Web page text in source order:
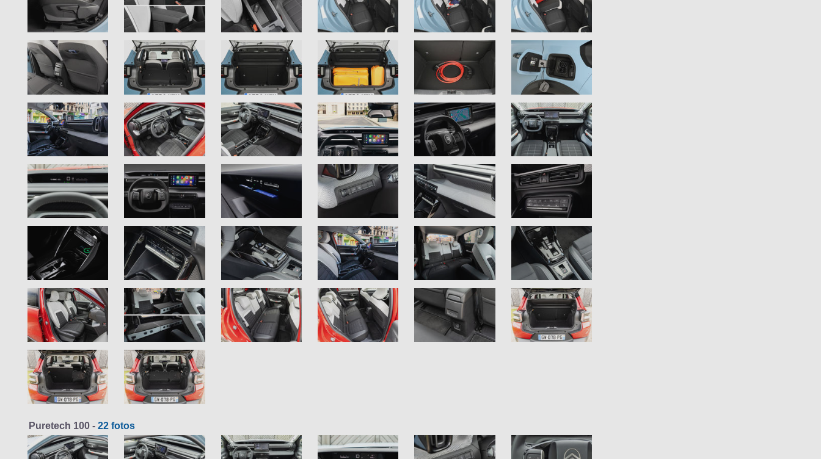
Puretech 100 - 22 fotos